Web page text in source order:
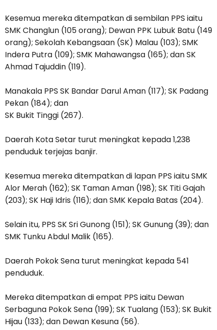
Kesemua mereka ditempatkan di sembilan PPS iaitu
SMK Changlun (105 orang); Dewan PPK Lubuk Batu (149
orang); Sekolah Kebangsaan (SK) Malau (103); SMK
Indera Putra (109); SMK Mahawangsa (165); dan SK
Ahmad Tajuddin (119).
Manakala PPS SK Bandar Darul Aman (117); SK Padang
Pekan (184); dan
SK Bukit Tinggi (267).
Daerah Kota Setar turut meningkat kepada 1,238
penduduk terjejas banjir.
Kesemua mereka ditempatkan di lapan PPS iaitu SMK
Alor Merah (162); SK Taman Aman (198); SK Titi Gajah
(203); SK Haji Idris (116); dan SMK Kepala Batas (204).
Selain itu, PPS SK Sri Gunong (151); SK Gunung (39); dan
SMK Tunku Abdul Malik (165).
Daerah Pokok Sena turut meningkat kepada 541
penduduk.
Mereka ditempatkan di empat PPS iaitu Dewan
Serbaguna Pokok Sena (199); SK Tualang (153); SK Bukit
Hijau (133); dan Dewan Kesuna (56).